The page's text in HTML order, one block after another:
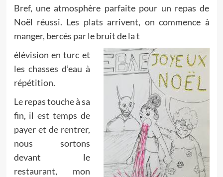
Bref, une atmosphère parfaite pour un repas de
Noël réussi. Les plats arrivent, on commence à
manger, bercés par le bruit de la t
élévision en turc et
les chasses d’eau à
répétition.
Le repas touche à sa
fin, il est temps de
payer et de rentrer,
nous sortons
devant le
restaurant, mon